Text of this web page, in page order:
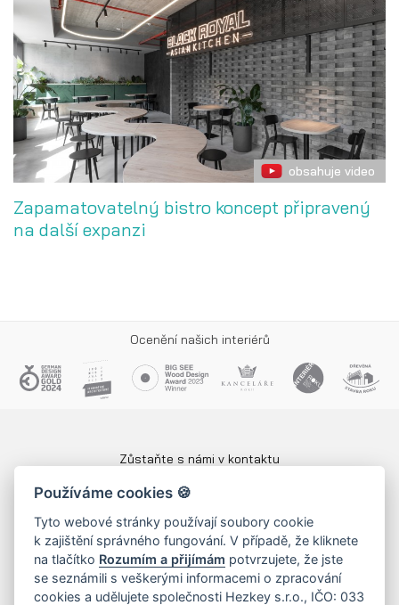
obsahuje video
Zapamatovatelný bistro koncept připravený
na další expanzi
Ocenění našich interiérů
Kanceláře
Zůstaňte s námi v kontaktu
+420 724 309 821
info@hezkey.cz
Používáme cookies 🍪
Tyto webové stránky používají soubory cookie
k zajištění správného fungování. V případě, že kliknete
na tlačítko Rozumím a přijímám potvrzujete, že jste
se seznámili s veškerými informacemi o zpracování
cookies a udělujete společnosti Hezkey s.r.o., IČO: 033